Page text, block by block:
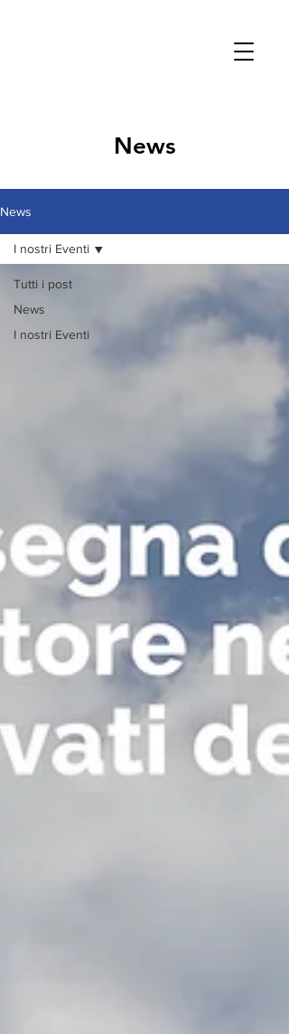
News
News
Tutti i post
News
I nostri Eventi
I nostri Eventi